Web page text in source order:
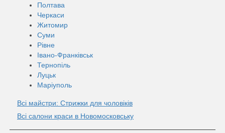
Полтава
Черкаси
Житомир
Суми
Рівне
Івано-Франківськ
Тернопіль
Луцьк
Маріуполь
Всі майстри: Стрижки для чоловіків
Всі салони краси в Новомосковську